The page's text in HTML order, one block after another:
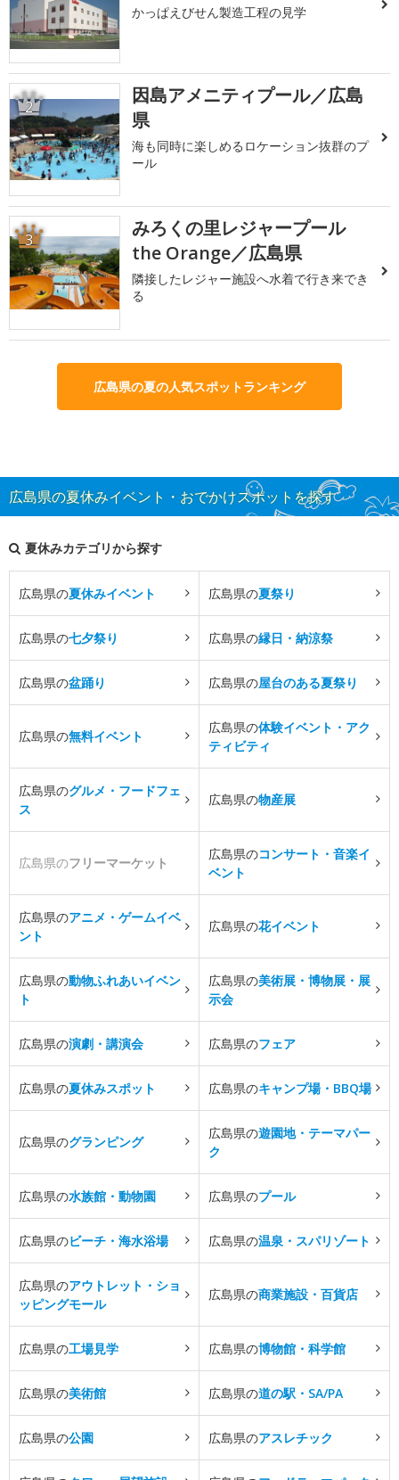
かっぱえびせん製造工程の見学
2
因島アメニティプール／広島
県
海も同時に楽しめるロケーション抜群のプ
ール
3
みろくの里レジャープール
the Orange／広島県
隣接したレジャー施設へ水着で行き来でき
る
広島県の夏の人気スポットランキング
広島県の夏休みイベント・おでかけスポットを探す
夏休みカテゴリから探す
広島県の夏休みイベント 広島県の夏祭り
広島県の七夕祭り 広島県の縁日・納涼祭
広島県の盆踊り 広島県の屋台のある夏祭り
広島県の無料イベント
広島県の体験イベント・アク
ティビティ
広島県のグルメ・フードフェ
ス
広島県の物産展
広島県のフリーマーケット
広島県のコンサート・音楽イ
ベント
広島県のアニメ・ゲームイベ
ント
広島県の花イベント
広島県の動物ふれあいイベン
ト
広島県の美術展・博物展・展
示会
広島県の演劇・講演会 広島県のフェア
広島県の夏休みスポット 広島県のキャンプ場・BBQ場
広島県のグランピング
広島県の遊園地・テーマパー
ク
広島県の水族館・動物園 広島県のプール
広島県のビーチ・海水浴場 広島県の温泉・スパリゾート
広島県のアウトレット・ショ
ッピングモール
広島県の商業施設・百貨店
広島県の工場見学 広島県の博物館・科学館
広島県の美術館 広島県の道の駅・SA/PA
広島県の公園 広島県のアスレチック